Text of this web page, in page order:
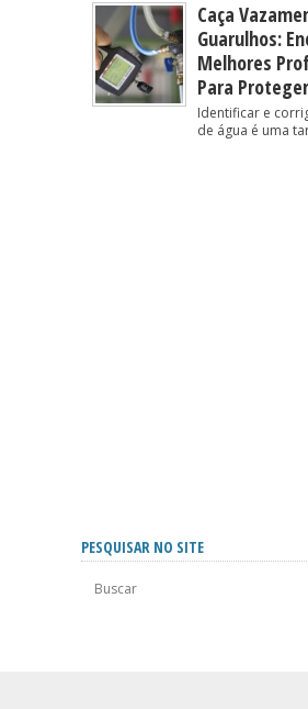
Caça
Guarulhos:
Melhores
Para
Identificar e
de água é uma
PESQUISAR NO SITE